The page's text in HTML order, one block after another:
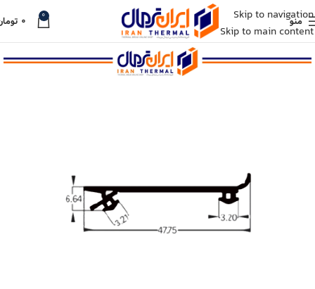
Skip to navigation
Skip to main content
منو 0 ۰